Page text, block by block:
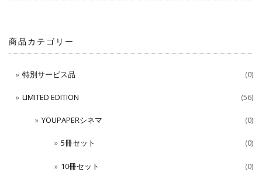
商品カテゴリー
特別サービス品 (0)
LIMITED EDITION (56)
YOUPAPERシネマ (0)
5冊セット (0)
10冊セット (0)